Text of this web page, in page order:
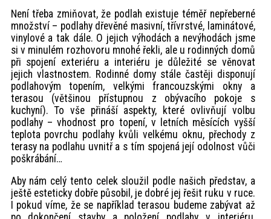
Není třeba zmiňovat, že podlah existuje téměř nepřeberné
množství – podlahy dřevěné masivní, třívrstvé, laminátové,
vinylové a tak dále. O jejich výhodách a nevýhodách jsme
si v minulém rozhovoru mnohé řekli, ale u rodinných domů
při spojení exteriéru a interiéru je důležité se věnovat
jejich vlastnostem. Rodinné domy stále častěji disponují
podlahovým topením, velkými francouzskými okny a
terasou (většinou přístupnou z obývacího pokoje s
kuchyní). To vše přináší aspekty, které ovlivňují volbu
podlahy – vhodnost pro topení, v letních měsících vyšší
teplota povrchu podlahy kvůli velkému oknu, přechody z
terasy na podlahu uvnitř a s tím spojená její odolnost vůči
poškrábání…
Aby nám celý tento celek sloužil podle našich představ, a
ještě esteticky dobře působil, je dobré jej řešit ruku v ruce.
I pokud víme, že se například terasou budeme zabývat až